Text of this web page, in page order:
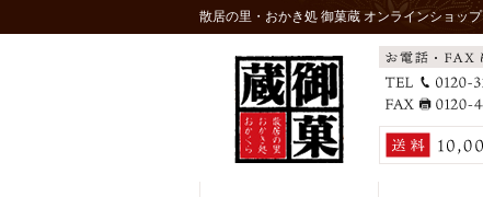
散居の里・おかき処 御菓蔵 オンラインショップ